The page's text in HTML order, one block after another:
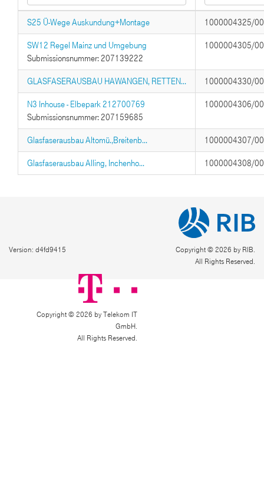
S25 Ü-Wege Auskundung+Montage 1000004325/
SW12 Regel Mainz und Umgebung
Submissionsnummer: 207139222
1000004305/
GLASFASERAUSBAU HAWANGEN, RETTEN... 1000004330/
N3 Inhouse - Elbepark 212700769
Submissionsnummer: 207159685
1000004306/
Glasfaserausbau Altomü.,Breitenb... 1000004307/
Glasfaserausbau Alling, Inchenho... 1000004308/
Version: d4fd9415
Copyright © 2026 by RIB.
All Rights Reserved.
Copyright © 2026 by Telekom IT
GmbH.
All Rights Reserved.